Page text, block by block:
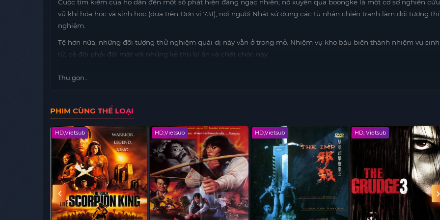
Cuộc tìm kiếm của họ dẫn đến một số phát hiện đáng ngạc nhiên; nó xuyên qua boongke là một cơ sở nghiên cứu
vũ khí hóa học và sinh học (dựa trên Đơn vị 731), nơi người Nhật sử dụng các tù nhân chiến tranh làm đối tượng thí
nghiệm.
Tệ hơn nữa, những đối tượng thử nghiệm quái dị này vẫn ở trong mỏ. Nhiệm vụ kho báu biến thành nhiệm vụ sinh
tử, cả đội phải đối mặt với những kẻ thù bí ẩn và chết chóc này.
Thu gọn...
PHIM CÙNG THỂ LOẠI
HD,Vietsub HD,Vietsub HD,Vietsub HD, Vietsub